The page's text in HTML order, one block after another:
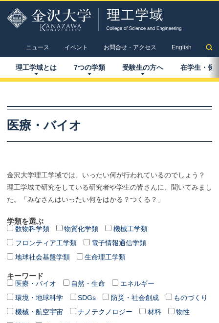
ニュース イベント お問合せ・アクセス English
理工学域とは 7つの学類 受験生の方へ 在学生 ・ 保
医療・バイオ
金沢大学理工学域では、いったい何が行われているのでしょう？
理工学域で研究をしている研究者や学生の皆さんに、聞いてみまし
た。「みなさんはいったい何をはかる？つくる？」
学類を選ぶ
数物科学類
物質化学類
機械工学類
フロンティア工学類
電子情報通信学類
地球社会基盤学類
生命理工学類
キーワード
医療・バイオ
自然・生命
エネルギー
環境・地球科学
SDGs 防災・社会創成
ものづくり
機械・航空宇宙
ナノテクノロジー 材料
物性